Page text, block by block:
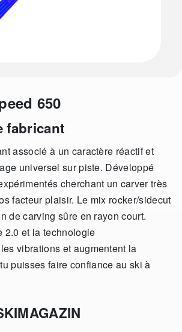
650
fabricant
associé à un caractère réactif et
universel sur piste. Développé
cherchant un carver très
facteur plaisir. Le mix rocker/sidecut
de carving sûre en rayon court.
2.0 et la technologie
vibrations et augmentent la
puisses faire confiance au ski à